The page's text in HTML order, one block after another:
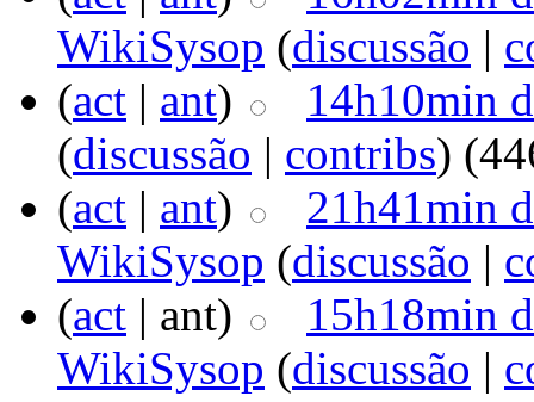
WikiSysop (discussão |
(act | ant)
14h10min
(discussão | contribs)
(act | ant)
21h41min
WikiSysop (discussão |
(act | ant)
15h18min
WikiSysop (discussão |